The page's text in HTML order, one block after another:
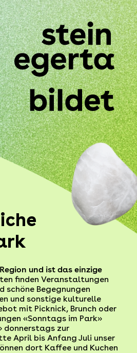
und ist das einzige
finden Veranstaltungen
schöne Begegnungen
und sonstige kulturelle
mit Picknick, Brunch oder
«Sonntags im Park»
donnerstags zur
April bis Anfang Juli unser
dort Kaffee und Kuchen